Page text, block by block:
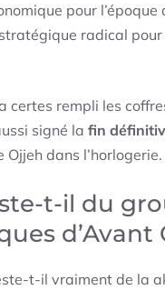
pour l’époque
radical pour
certes rempli les
signé la fin
Ojjeh dans l’horlogerie.
t-il du
d’Avant
t-il vraiment de la